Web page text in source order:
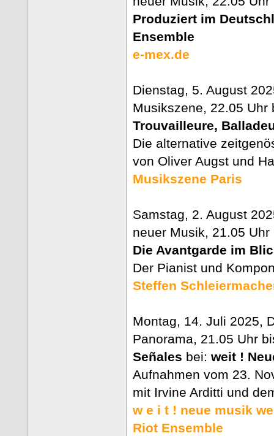
Produziert im
Ensemble
e-mex.de
Dienstag, 5. August
Musikszene, 22.05 Uhr
Trouvailleure,
Die alternative
von Oliver Augst und
Musikszene Paris
Samstag, 2. August
neuer Musik, 21.05
Die Avantgarde im
Der Pianist und
Steffen
Montag, 14. Juli 2025,
Panorama, 21.05 Uhr
Señales bei: weit !
Aufnahmen vom 23.
mit Irvine Arditti und
w e i t ! neue musik
Riot Ensemble